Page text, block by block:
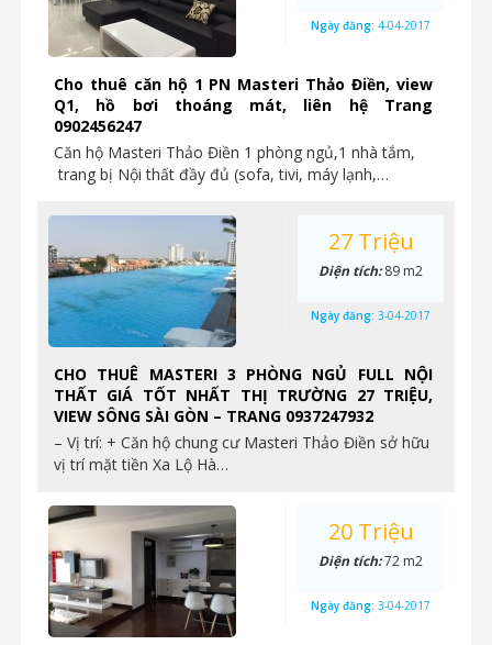
Cho thuê căn hộ 1 PN Masteri Thảo Điền, view
Q1, hồ bơi thoáng mát, liên hệ Trang
0902456247
Căn hộ Masteri Thảo Điền 1 phòng ngủ,1 nhà tắm,
trang bị Nội thất đầy đủ (sofa, tivi, máy lạnh,…
Ngày đăng: 4-04-2017
CHO THUÊ MASTERI 3 PHÒNG NGỦ FULL NỘI
THẤT GIÁ TỐT NHẤT THỊ TRƯỜNG 27 TRIỆU,
VIEW SÔNG SÀI GÒN – TRANG 0937247932
– Vị trí: + Căn hộ chung cư Masteri Thảo Điền sở hữu
vị trí mặt tiền Xa Lộ Hà…
27 Triệu
Diện tích:89 m2
Ngày đăng: 3-04-2017
20 Triệu
Diện tích:72 m2
Ngày đăng: 3-04-2017